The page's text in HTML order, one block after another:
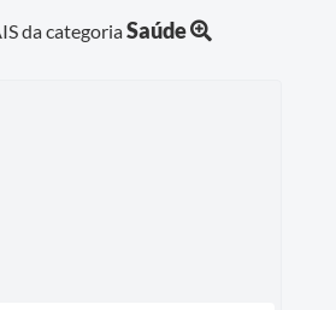
da categoriaSaúde